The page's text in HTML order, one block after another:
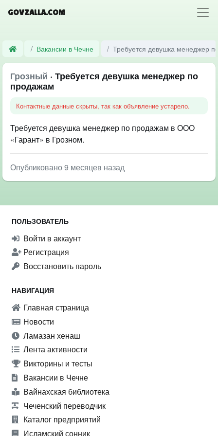
GOVZALLA.COM
Вакансии в Чечне Требуется девушка менеджер
Грозный · Требуется девушка менеджер по
продажам
Контактные данные скрыты, так как объявление устарело.
Требуется девушка менеджер по продажам в ООО
«Гарант» в Грозном.
Опубликовано 9 месяцев назад
ПОЛЬЗОВАТЕЛЬ
Войти в аккаунт
Регистрация
Восстановить пароль
НАВИГАЦИЯ
Главная страница
Новости
Ламазан хенаш
Лента активности
Викторины и тесты
Вакансии в Чечне
Вайнахская библиотека
Чеченский переводчик
Каталог предприятий
Исламский сонник